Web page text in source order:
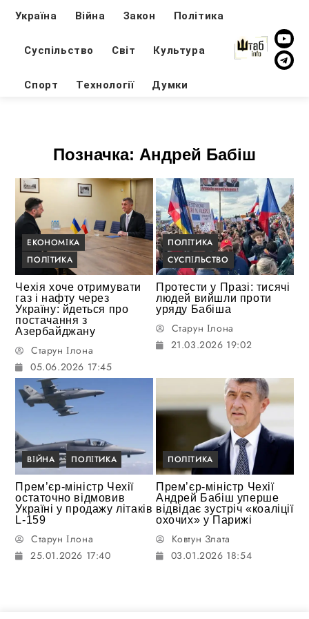
Україна Війна Закон Політика
Суспільство Світ Культура
Спорт Технології Думки
Позначка: Андрей Бабіш
ЕКОНОМІКА
ПОЛІТИКА
Чехія хоче отримувати
газ і нафту через
Україну: йдеться про
постачання з
Азербайджану
Старун Ілона
05.06.2026 17:45
ПОЛІТИКА
СУСПІЛЬСТВО
Протести у Празі: тисячі
людей вийшли проти
уряду Бабіша
Старун Ілона
21.03.2026 19:02
ВІЙНА ПОЛІТИКА
Прем’єр-міністр Чехії
остаточно відмовив
Україні у продажу літаків
L-159
Старун Ілона
25.01.2026 17:40
ПОЛІТИКА
Прем’єр-міністр Чехії
Андрей Бабіш уперше
відвідає зустріч «коаліції
охочих» у Парижі
Ковтун Злата
03.01.2026 18:54